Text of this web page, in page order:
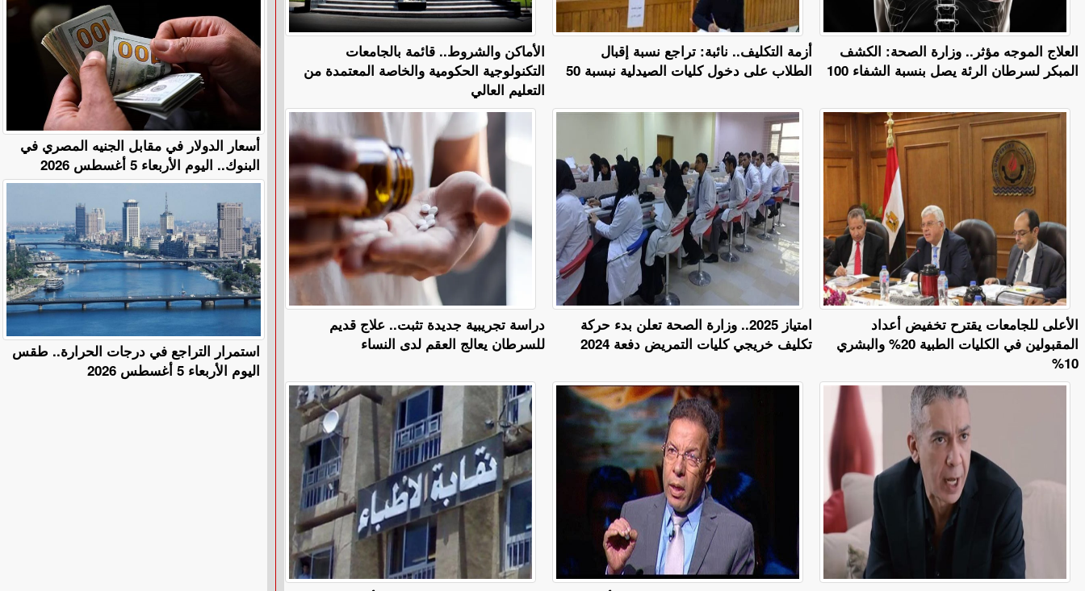
​الأماكن والشروط.. قائمة بالجامعات
التكنولوجية الحكومية والخاصة المعتمدة من
التعليم العالي
أزمة التكليف.. نائبة: تراجع نسبة إقبال
الطلاب على دخول كليات الصيدلية نبسبة 50
العلاج الموجه مؤثر.. وزارة الصحة: الكشف
المبكر لسرطان الرئة يصل بنسبة الشفاء 100
دراسة تجريبية جديدة تثبت.. علاج قديم
للسرطان يعالج العقم لدى النساء
امتياز 2025.. وزارة الصحة تعلن بدء حركة
تكليف خريجي كليات التمريض دفعة 2024
الأعلى للجامعات يقترح تخفيض أعداد
المقبولين في الكليات الطبية 20% والبشري
10%
أسعار الدولار في مقابل الجنيه المصري في
البنوك.. اليوم الأربعاء 5 أغسطس 2026
استمرار التراجع في درجات الحرارة.. طقس
اليوم الأربعاء 5 أغسطس 2026